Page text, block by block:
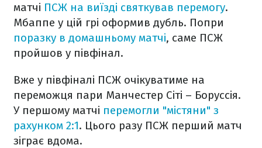
матчі ПСЖ на виїзді святкував перемогу.
Мбаппе у цій грі оформив дубль. Попри
поразку в домашньому матчі, саме ПСЖ
пройшов у півфінал.
Вже у півфіналі ПСЖ очікуватиме на
переможця пари Манчестер Сіті – Боруссія.
У першому матчі перемогли "містяни" з
рахунком 2:1. Цього разу ПСЖ перший матч
зіграє вдома.